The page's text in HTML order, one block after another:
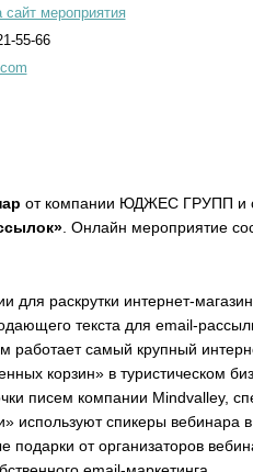
сайт мероприятия
55-66
от компании ЮДЖЕС ГРУПП и
. Онлайн мероприятие
для раскрутки интернет-
текста для email-
работает самый крупный
корзин» в туристическом
писем компании Mindvalley,
используют спикеры вебинара в
от организаторов